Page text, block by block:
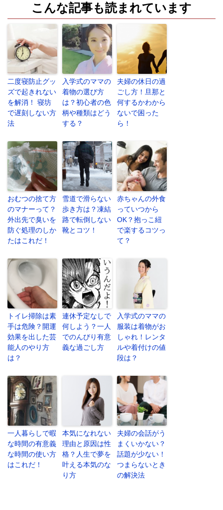
こんな記事も読まれています
二度寝防止グッ
ズで起きれない
を解消！ 寝坊
で遅刻しない方
法
入学式のママの
着物の選び方
は？初心者の色
柄や種類はどう
する？
夫婦の休日の過
ごし方！旦那と
何するかわから
ないで困った
ら！
おむつの捨て方
のマナーって？
外出先で臭いを
防ぐ処理のしか
たはこれだ！
雪道で滑らない
歩き方は？凍結
路で転倒しない
靴とコツ！
赤ちゃんの外食
っていつから
OK？抱っこ紐
で楽するコツっ
て？
トイレ掃除は素
手は危険？開運
効果を出した芸
能人のやり方
は？
連休予定なしで
何しよう？一人
でのんびり有意
義な過ごし方
入学式のママの
服装は着物がお
しゃれ！レンタ
ルや着付けの値
段は？
一人暮らしで暇
な時間の有意義
な時間の使い方
はこれだ！
本気になれない
理由と原因は性
格？人生で夢を
叶える本気のな
り方
夫婦の会話がう
まくいかない？
話題が少ない！
つまらないとき
の解決法